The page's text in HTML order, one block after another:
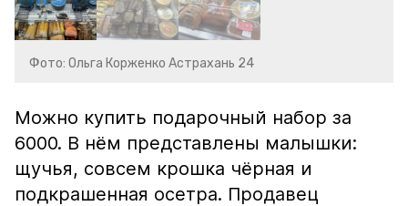
Фото: Ольга Корженко Астрахань 24
Можно купить подарочный набор за
6000. В нём представлены малышки:
щучья, совсем крошка чёрная и
подкрашенная осетра. Продавец